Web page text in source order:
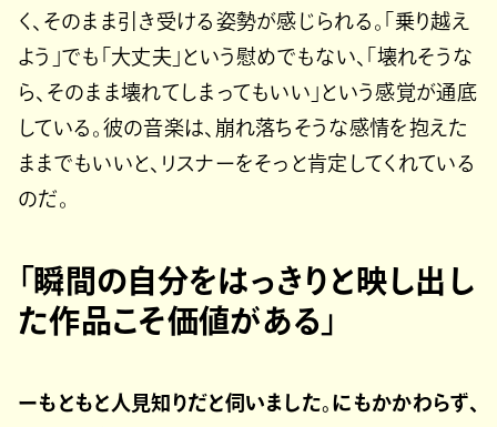
く、そのまま引き受ける姿勢が感じられる。「乗り越え
よう」でも「大丈夫」という慰めでもない、「壊れそうな
ら、そのまま壊れてしまってもいい」という感覚が通底
している。彼の音楽は、崩れ落ちそうな感情を抱えた
ままでもいいと、リスナーをそっと肯定してくれている
のだ。
「瞬間の自分をはっきりと映し出し
た作品こそ価値がある」
ーもともと人見知りだと伺いました。にもかかわらず、